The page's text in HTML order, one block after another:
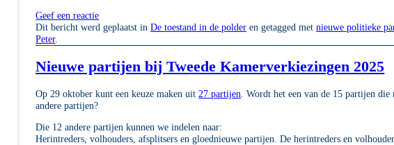
Geef een reactie
Dit bericht werd geplaatst inDe toestand in de polder en getagged metnieuwe politieke
Peter.
Nieuwe partijen bij Tweede Kamerverkiezingen 2025
Op 29 oktober kunt een keuze maken uit 27 partijen . Wordt het een van de 15 partijen
andere partijen?
Die 12 andere partijen kunnen we indelen naar:
Herintreders, volhouders, afsplitsers en gloednieuwe partijen. De herintreders en